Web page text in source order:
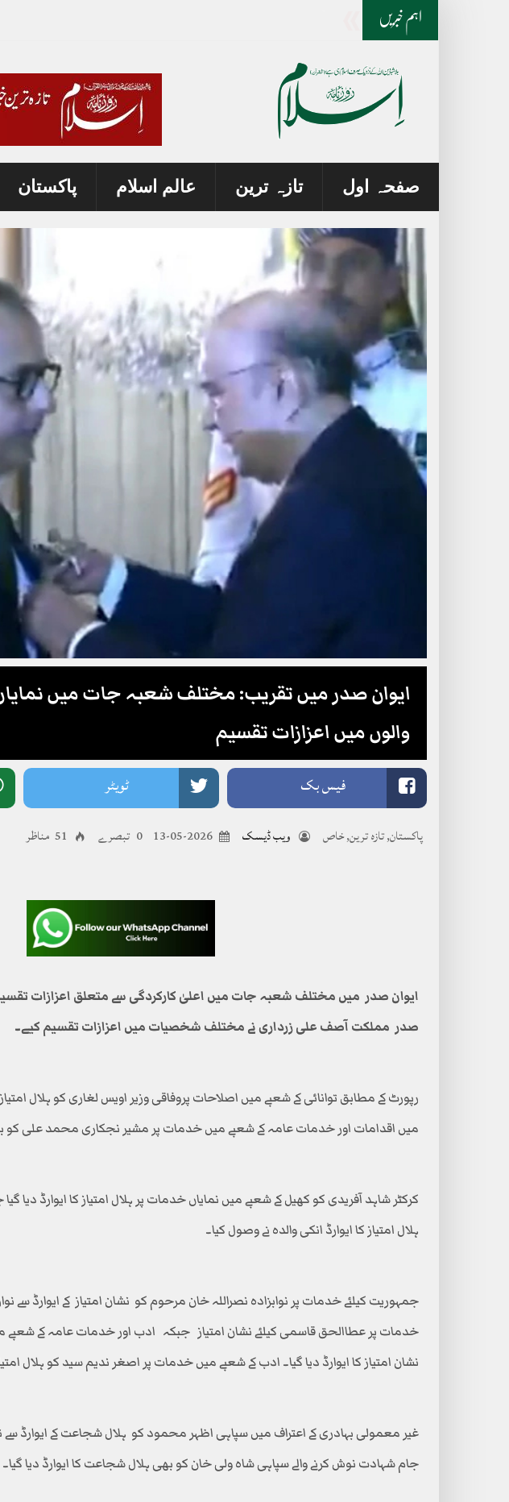
اہم خبریں
صفحہ اول تازہ ترین عالم اسلام پاکستان
ایوان صدر میں تقریب: مختلف شعبہ جات میں
والوں میں اعزازات تقسیم
فیس بک ٹویٹر
پاکستان,تازہ ترین,خاص ویب ڈیسک 2026-05-13 0 تبصرے 51 مناظر
ایوان صدر میں مختلف شعبہ جات میں اعلیٰ کارکردگی سے متعلق اعزازات
صدر مملکت آصف علی زرداری نے مختلف شخصیات میں اعزازات تقسیم کیے۔
رپورٹ کے مطابق توانائی کے شعبے میں اصلاحات پروفاقی وزیر اویس لغاری کو ہلال امتیاز
میں اقدامات اور خدمات عامہ کے شعبے میں خدمات پر مشیر نجکاری محمد علی کو بھی
کرکٹر شاہد آفریدی کو کھیل کے شعبے میں نمایاں خدمات پر ہلال امتیاز کا ایوارڈ دیا
ہلال امتیاز کا ایوارڈ انکی والدہ نے وصول کیا۔
جمہوریت کیلئے خدمات پر نوابزادہ نصراللہ خان مرحوم کو نشان امتیاز کے ایوارڈ سے
خدمات پر عطاالحق قاسمی کیلئے نشان امتیاز جبکہ ادب اور خدمات عامہ کے
نشان امتیاز کا ایوارڈ دیا گیا۔ ادب کے شعبے میں خدمات پر اصغر ندیم سید کو ہلال امتیاز
غیر معمولی بہادری کے اعتراف میں سپاہی اظہر محمود کو ہلال شجاعت کے ایوارڈ سے
جام شہادت نوش کرنے والے سپاہی شاہ ولی خان کو بھی ہلال شجاعت کا ایوارڈ دیا گیا۔